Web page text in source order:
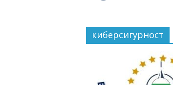
киберсигурност